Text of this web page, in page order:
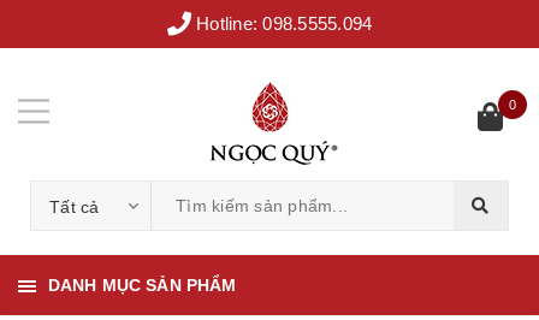
Hotline:098.5555.094
Tất cả
0
DANH MỤC SẢN PHẨM